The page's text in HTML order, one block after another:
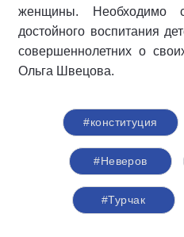
женщины. Необходимо
достойного воспитания
совершеннолетних о
Ольга Швецова.
#конституция
#Неверов
#Турчак